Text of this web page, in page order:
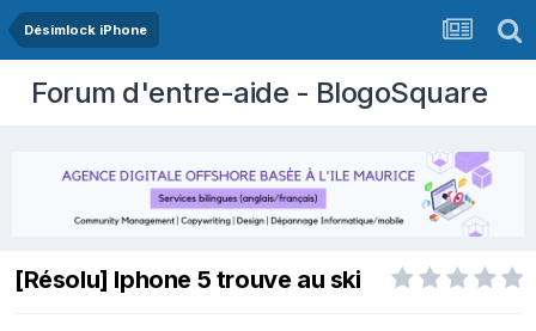
Désimlock iPhone
Forum d'entre-aide - BlogoSquare
[Résolu] Iphone 5 trouve au ski